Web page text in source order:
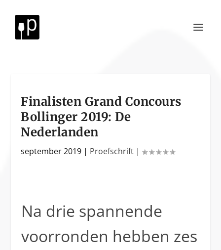
Finalisten Grand Concours
Bollinger 2019: De
Nederlanden
september 2019 | Proefschrift |
Na drie spannende
voorronden hebben zes